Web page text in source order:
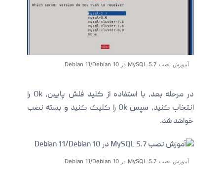
آموزش نصب MySQL 5.7 در Debian 11/Debian 10
در مرحله بعد، با استفاده از کلید فلش پایین، Ok را
انتخاب کنید، سپس و بسته نصب
خواهد شد.
آموزش نصب MySQL 5.7 در Debian 11/Debian 10